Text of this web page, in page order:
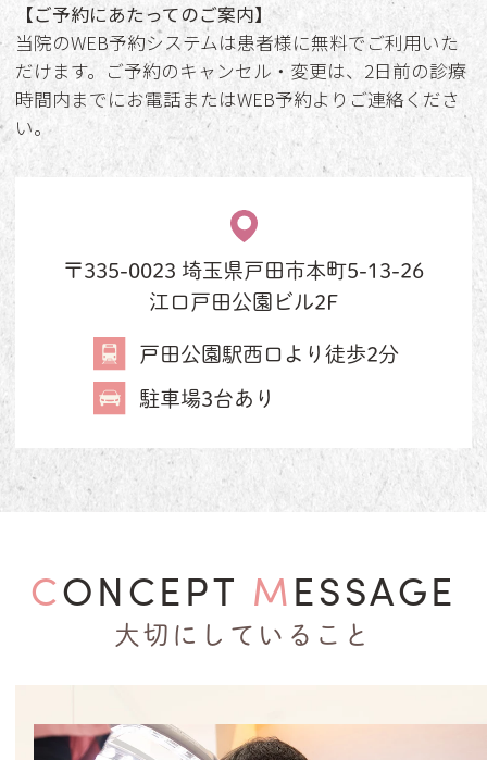
【ご予約にあたってのご案内】
当院のWEB予約システムは患者様に無料でご利用いた
だけます。ご予約のキャンセル・変更は、2日前の診療
時間内までにお電話またはWEB予約よりご連絡くださ
い。
〒335-0023 埼玉県戸田市本町5-13-26
江口戸田公園ビル2F
戸田公園駅西口より徒歩2分
駐車場3台あり
CONCEPT MESSAGE
大切にしていること